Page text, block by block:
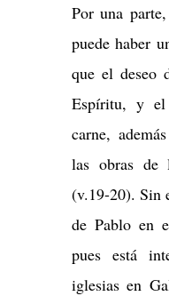
Por una
puede haber
que el deseo
Espíritu, y
carne,
las obras de
(v.19-20). Sin
de Pablo en
pues está
iglesias en